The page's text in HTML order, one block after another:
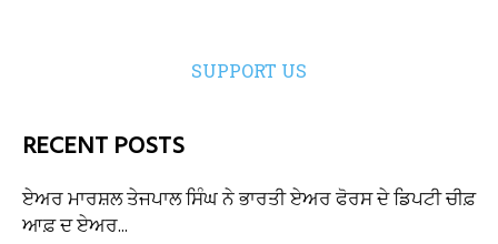
SUPPORT US
RECENT POSTS
ਏਅਰ ਮਾਰਸ਼ਲ ਤੇਜਪਾਲ ਸਿੰਘ ਨੇ ਭਾਰਤੀ ਏਅਰ ਫੋਰਸ ਦੇ ਡਿਪਟੀ ਚੀਫ਼
ਆਫ਼ ਦ ਏਅਰ...